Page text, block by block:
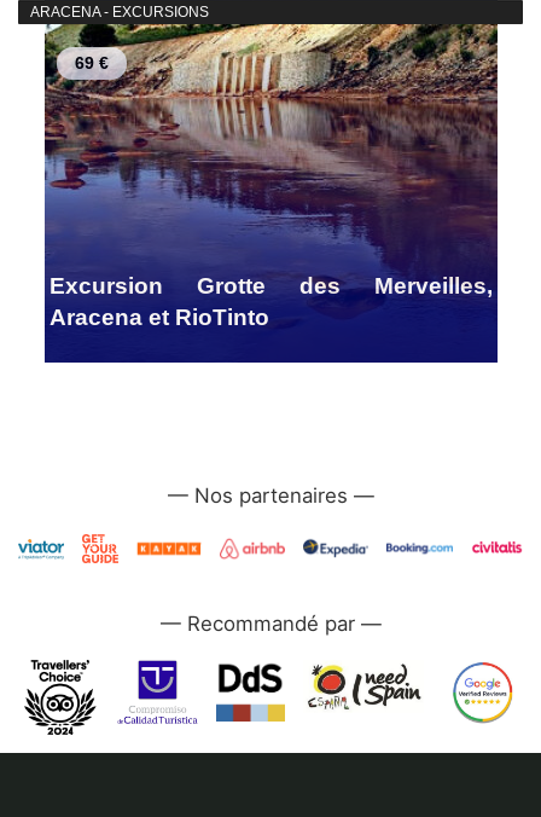
ARACENA - EXCURSIONS
69 €
Excursion Grotte des Merveilles,
Aracena et RioTinto
—
—